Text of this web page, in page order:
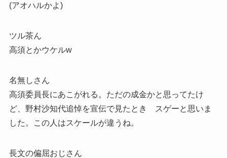
(アオハルかよ)
ツル茶ん
高須とかウケルw
名無しさん
高須委員長にあこがれる。ただの成金かと思ってたけ
ど、野村沙知代追悼を宣伝で見たとき スゲーと思いま
した。この人はスケールが違うね。
長文の偏屈おじさん